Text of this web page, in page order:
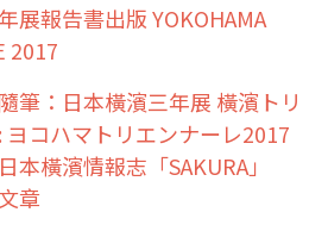
展報告書出版 YOKOHAMA
2017
筆：日本橫濱三年展 橫濱トリ
ヨコハマトリエンナーレ2017
本橫濱情報志「SAKURA」
章